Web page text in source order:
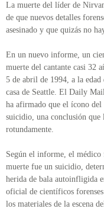
La muerte del líder de
de que nuevos detalles
asesinado y que quizás no
En un nuevo informe, un
muerte del cantante casi 32
5 de abril de 1994, a la edad
casa de Seattle. El Daily
ha afirmado que el ícono
suicidio, una conclusión que
rotundamente.
Según el informe, el médico
muerte fue un suicidio,
herida de bala autoinfligida
oficial de científicos
los materiales de la escena